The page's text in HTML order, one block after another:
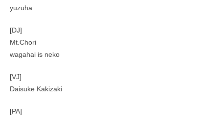
yuzuha
[DJ]
Mt.Chori
wagahai is neko
[VJ]
Daisuke Kakizaki
[PA]